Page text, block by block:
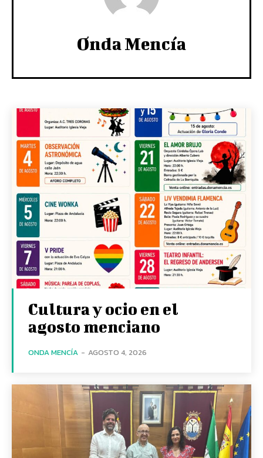
Onda Mencía
Cultura y ocio en el
agosto menciano
ONDA MENCÍA - AGOSTO 4, 2026